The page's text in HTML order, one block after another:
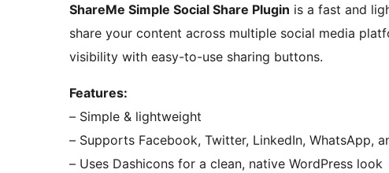
ShareMe Simple Social Share Plugin is a fast and
share your content across multiple social media
visibility with easy-to-use sharing buttons.
Features:
– Simple & lightweight
– Supports Facebook, Twitter, LinkedIn, WhatsApp,
– Uses Dashicons for a clean, native WordPress look